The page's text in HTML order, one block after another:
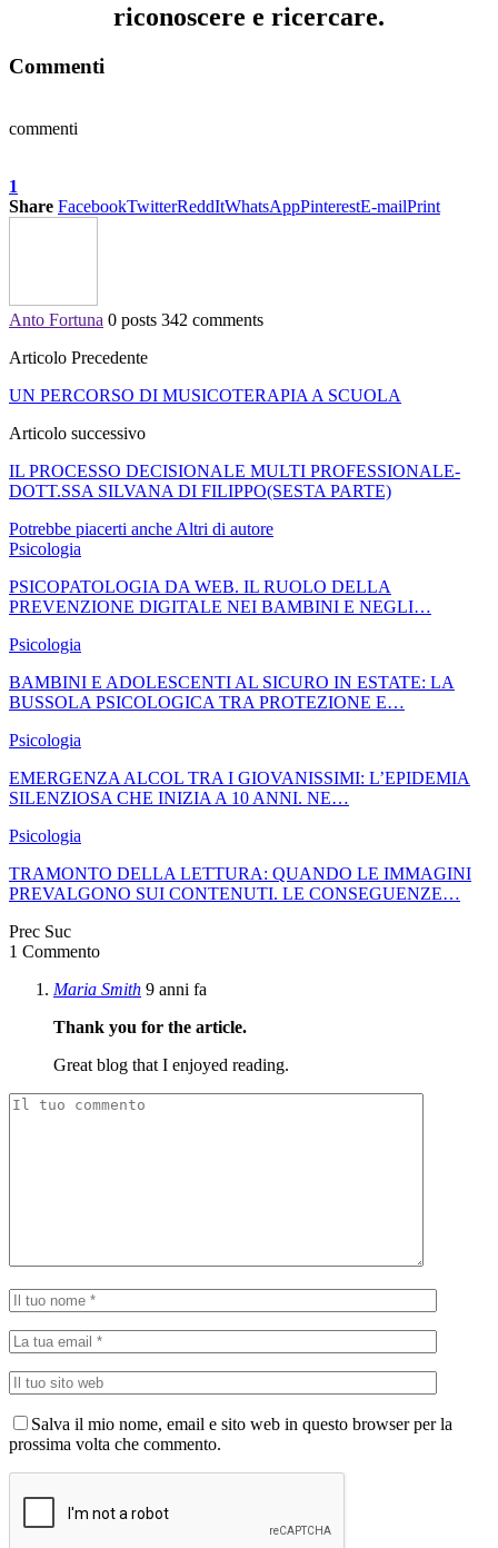
riconoscere e ricercare.
Commenti
commenti
1
Share FacebookTwitterReddItWhatsAppPinterestE-mailPrint
Anto Fortuna 0 posts 342 comments
Articolo Precedente
UN PERCORSO DI MUSICOTERAPIA A SCUOLA
Articolo successivo
IL PROCESSO DECISIONALE MULTI PROFESSIONALE-
DOTT.SSA SILVANA DI FILIPPO(SESTA PARTE)
Potrebbe piacerti anche Altri di autore
Psicologia
PSICOPATOLOGIA DA WEB. IL RUOLO DELLA
PREVENZIONE DIGITALE NEI BAMBINI E NEGLI…
Psicologia
BAMBINI E ADOLESCENTI AL SICURO IN ESTATE: LA
BUSSOLA PSICOLOGICA TRA PROTEZIONE E…
Psicologia
EMERGENZA ALCOL TRA I GIOVANISSIMI: L’EPIDEMIA
SILENZIOSA CHE INIZIA A 10 ANNI. NE…
Psicologia
TRAMONTO DELLA LETTURA: QUANDO LE IMMAGINI
PREVALGONO SUI CONTENUTI. LE CONSEGUENZE…
Prec Suc
1 Commento
Maria Smith 9 anni fa
Thank you for the article.
Great blog that I enjoyed reading.
Salva il mio nome, email e sito web in questo browser per la
prossima volta che commento.